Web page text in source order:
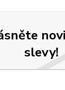
slevy!